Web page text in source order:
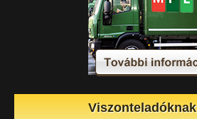
Viszonteladóknak